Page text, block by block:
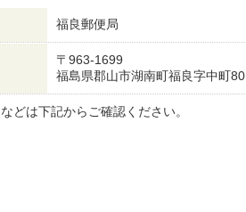
福良郵便局
〒963-1699
福島県郡山市湖南町福良字中町80
どは下記からご確認ください。